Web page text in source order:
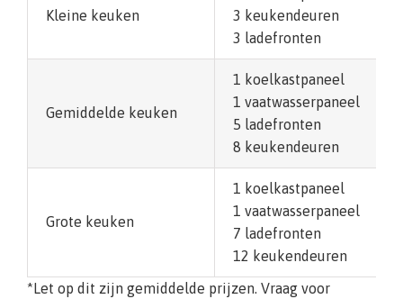
Kleine keuken
3 keukendeuren
3 ladefronten
Gemiddelde keuken
1 koelkastpaneel
1 vaatwasserpaneel
5 ladefronten
8 keukendeuren
Grote keuken
1 koelkastpaneel
1 vaatwasserpaneel
7 ladefronten
12 keukendeuren
*Let op dit zijn gemiddelde prijzen. Vraag voor